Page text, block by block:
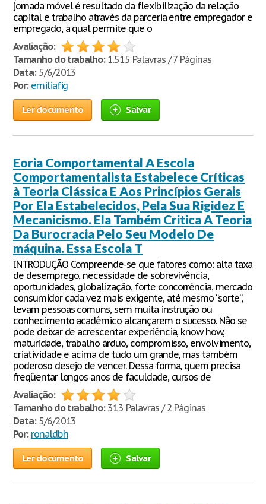
jornada móvel é resultado da flexibilização da relação
capital e trabalho através da parceria entre empregador e
empregado, a qual permite que o
Avaliação:
Tamanho do trabalho:1.515 Palavras / 7 Páginas
Data:5/6/2013
Por: emiliafig
Ler documento Salvar
Eoria Comportamental A Escola
Comportamentalista Estabelece Críticas
à Teoria Clássica E Aos Princípios Gerais
Por Ela Estabelecidos, Pela Sua Rigidez E
Mecanicismo. Ela Também Critica A Teoria
Da Burocracia Pelo Seu Modelo De
máquina. Essa Escola T
INTRODUÇÃO Compreende-se que fatores como: alta taxa
de desemprego, necessidade de sobrevivência,
oportunidades, globalização, forte concorrência, mercado
consumidor cada vez mais exigente, até mesmo “sorte”,
levam pessoas comuns, sem muita instrução ou
conhecimento acadêmico alcançarem o sucesso. Não se
pode deixar de acrescentar experiência, know how,
maturidade, trabalho árduo, compromisso, envolvimento,
criatividade e acima de tudo um grande, mas também
poderoso desejo de vencer. Dessa forma, quem precisa
freqüentar longos anos de faculdade, cursos de
Avaliação:
Tamanho do trabalho:313 Palavras / 2 Páginas
Data:5/6/2013
Por: ronaldbh
Ler documento Salvar